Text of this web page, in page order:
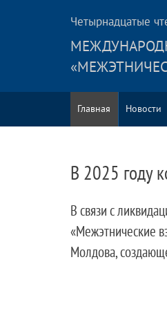
Четырнадцатые
Главная Новости
В 2025 году
В связи с
«Межэтнические
Молдова,